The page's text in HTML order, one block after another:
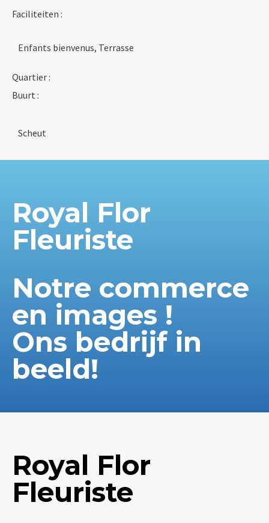
Faciliteiten :
Enfants bienvenus, Terrasse
Quartier :
Buurt :
Scheut
Royal Flor
Fleuriste
Notre commerce
en images !
Ons bedrijf in
beeld!
Royal Flor
Fleuriste